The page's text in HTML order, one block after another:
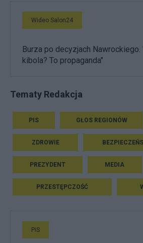
Wideo Salon24
Burza po decyzjach Nawrockiego.
kibola? To propaganda"
Tematy Redakcja
PIS GŁOS REGIONÓW
ZDROWIE
PREZYDENT MEDIA
PRZESTĘPCZOŚĆ
PiS